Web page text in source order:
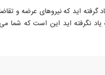
گرفته اید که نیروهای عرضه و
نگرفته اید این است که شما می